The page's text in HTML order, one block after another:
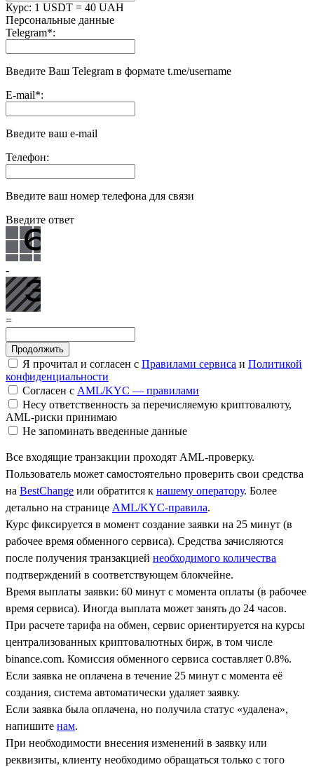
Курс: 1 USDT = 40 UAH
Персональные данные
Telegram*:
Введите Ваш Telegram в формате t.me/username
E-mail*:
Введите ваш e-mail
Телефон:
Введите ваш номер телефона для связи
Введите ответ
-
=
Я прочитал и согласен с Правилами сервиса и Политикой
конфиденциальности
Согласен с AML/KYC — правилами
Несу ответственность за перечисляемую криптовалюту,
AML-риски принимаю
Не запоминать введенные данные
Все входящие транзакции проходят AML-проверку.
Пользователь может самостоятельно проверить свои средства
на BestChange или обратится к нашему оператору. Более
детально на странице AML/KYC-правила.
Курс фиксируется в момент создание заявки на 25 минут (в
рабочее время обменного сервиса). Средства зачисляются
после получения транзакцией необходимого количества
подтверждений в соответствующем блокчейне.
Время выплаты заявки: 60 минут с момента оплаты (в рабочее
время сервиса). Иногда выплата может занять до 24 часов.
При расчете тарифа на обмен, сервис ориентируется на курсы
централизованных криптовалютных бирж, в том числе
binance.com. Комиссия обменного сервиса составляет 0.8%.
Если заявка не оплачена в течение 25 минут с момента её
создания, система автоматически удаляет заявку.
Если заявка была оплачена, но получила статус «удалена»,
напишите нам.
При необходимости внесения изменений в заявку или
реквизиты, клиенту необходимо обращаться только с того